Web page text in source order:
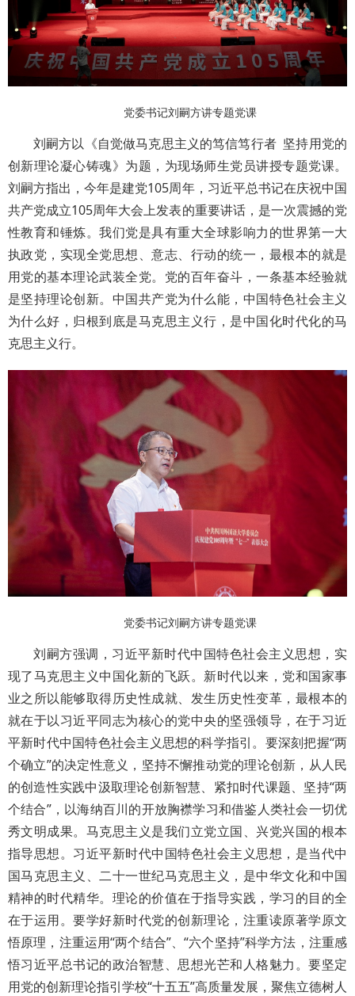
党委书记刘嗣方讲专题党课
刘嗣方以《自觉做马克思主义的笃信笃行者 坚持用党的
创新理论凝心铸魂》为题，为现场师生党员讲授专题党课。
刘嗣方指出，今年是建党105周年，习近平总书记在庆祝中国
共产党成立105周年大会上发表的重要讲话，是一次震撼的党
性教育和锤炼。我们党是具有重大全球影响力的世界第一大
执政党，实现全党思想、意志、行动的统一，最根本的就是
用党的基本理论武装全党。党的百年奋斗，一条基本经验就
是坚持理论创新。中国共产党为什么能，中国特色社会主义
为什么好，归根到底是马克思主义行，是中国化时代化的马
克思主义行。
党委书记刘嗣方讲专题党课
刘嗣方强调，习近平新时代中国特色社会主义思想，实
现了马克思主义中国化新的飞跃。新时代以来，党和国家事
业之所以能够取得历史性成就、发生历史性变革，最根本的
就在于以习近平同志为核心的党中央的坚强领导，在于习近
平新时代中国特色社会主义思想的科学指引。要深刻把握“两
个确立”的决定性意义，坚持不懈推动党的理论创新，从人民
的创造性实践中汲取理论创新智慧、紧扣时代课题、坚持“两
个结合”，以海纳百川的开放胸襟学习和借鉴人类社会一切优
秀文明成果。马克思主义是我们立党立国、兴党兴国的根本
指导思想。习近平新时代中国特色社会主义思想，是当代中
国马克思主义、二十一世纪马克思主义，是中华文化和中国
精神的时代精华。理论的价值在于指导实践，学习的目的全
在于运用。要学好新时代党的创新理论，注重读原著学原文
悟原理，注重运用“两个结合”、“六个坚持”科学方法，注重感
悟习近平总书记的政治智慧、思想光芒和人格魅力。要坚定
用党的创新理论指引学校“十五五”高质量发展，聚焦立德树人